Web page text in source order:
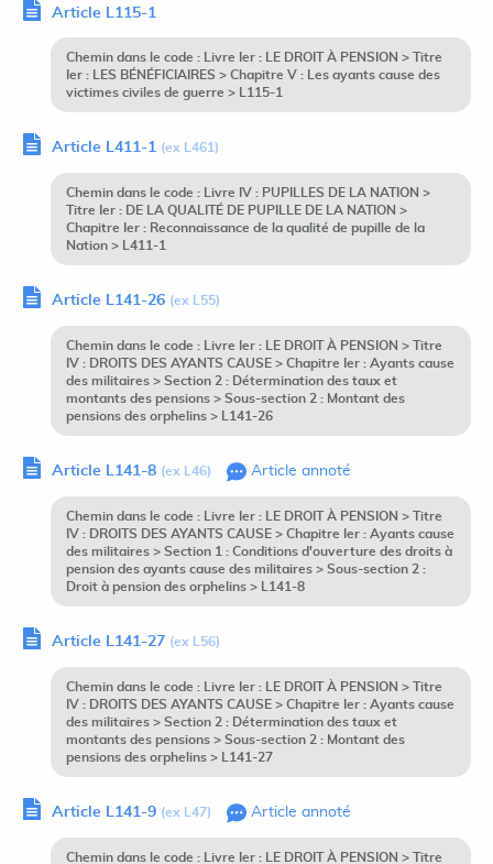
Article L115-1
Chemin dans le code : Livre Ier : LE DROIT À PENSION > Titre
Ier : LES BÉNÉFICIAIRES > Chapitre V : Les ayants cause des
victimes civiles de guerre > L115-1
Article L411-1 (ex L461)
Chemin dans le code : Livre IV : PUPILLES DE LA NATION >
Titre Ier : DE LA QUALITÉ DE PUPILLE DE LA NATION >
Chapitre Ier : Reconnaissance de la qualité de pupille de la
Nation > L411-1
Article L141-26 (ex L55)
Chemin dans le code : Livre Ier : LE DROIT À PENSION > Titre
IV : DROITS DES AYANTS CAUSE > Chapitre Ier : Ayants cause
des militaires > Section 2 : Détermination des taux et
montants des pensions > Sous-section 2 : Montant des
pensions des orphelins > L141-26
Article L141-8 (ex L46) Article annoté
Chemin dans le code : Livre Ier : LE DROIT À PENSION > Titre
IV : DROITS DES AYANTS CAUSE > Chapitre Ier : Ayants cause
des militaires > Section 1 : Conditions d'ouverture des droits à
pension des ayants cause des militaires > Sous-section 2 :
Droit à pension des orphelins > L141-8
Article L141-27 (ex L56)
Chemin dans le code : Livre Ier : LE DROIT À PENSION > Titre
IV : DROITS DES AYANTS CAUSE > Chapitre Ier : Ayants cause
des militaires > Section 2 : Détermination des taux et
montants des pensions > Sous-section 2 : Montant des
pensions des orphelins > L141-27
Article L141-9 (ex L47) Article annoté
Chemin dans le code : Livre Ier : LE DROIT À PENSION > Titre